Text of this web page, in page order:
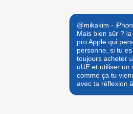
@mikakim -
Mais bien sûr ?
pro Apple qui
personne, si tu
toujours acheter
uUE et utiliser un
comme ça tu
avec ta réflexion